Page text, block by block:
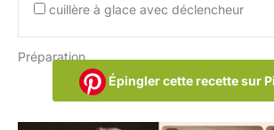
cuillère à glace avec déclencheur
Préparation
Épingler cette recette sur